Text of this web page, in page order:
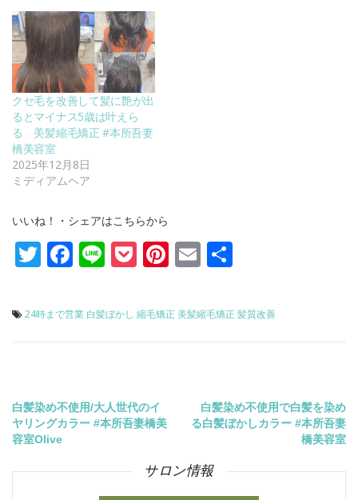
クセ毛を改善して髪に艶が出
るとマイナス5歳は叶えら
る 美髪縮毛矯正 #本所吾妻
橋美容室
2025年12月8日
ミディアムヘア
いいね！・シェアはこちらから
Twitter
Facebook
LinePocket
Pinterest
Email
24時まで営業 白髪ぼかし 縮毛矯正 美髪縮毛矯正 髪質改善
投
稿
ナ
白髪染め不使用/大人世代のイ
ヤリングカラー #本所吾妻橋美
容室Olive
白髪染め不使用で白髪を染め
る白髪ぼかしカラー #本所吾妻
橋美容室
サロン情報